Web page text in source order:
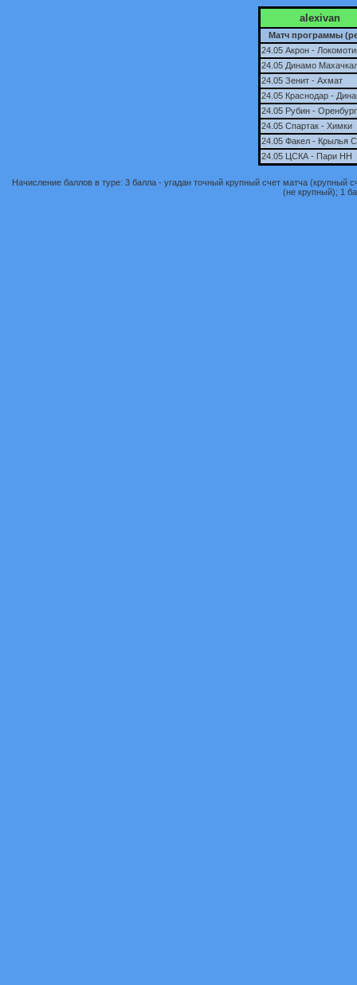
alexivan
Матч программы
24.05 Акрон -
24.05 Динамо
24.05 Зенит - Ахмат
24.05 Краснодар -
24.05 Рубин - Оренбург
24.05 Спартак - Химки
24.05 Факел - Крылья
24.05 ЦСКА - Пари НН
Начисление баллов в туре: 3 балла - угадан точный крупный счет матча (крупный
(не крупный); 1